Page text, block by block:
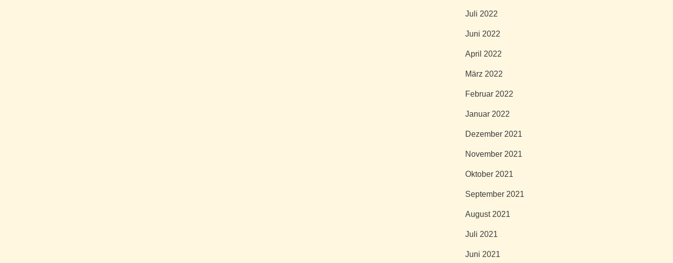
Juli 2022
Juni 2022
April 2022
März 2022
Februar 2022
Januar 2022
Dezember 2021
November 2021
Oktober 2021
September 2021
August 2021
Juli 2021
Juni 2021